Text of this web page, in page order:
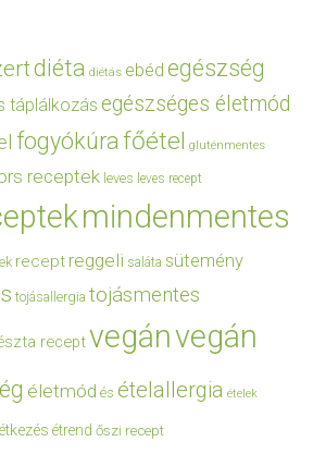
diéta diétás ebéd egészség
táplálkozás egészséges életmód
fogyókúrafőétel gluténmentes
receptek leves leves recept
mindenmentes
recept reggeli saláta sütemény
tojásallergia tojásmentes
receptvegánvegán
életmód és ételallergia ételek
étkezés étrend őszi recept